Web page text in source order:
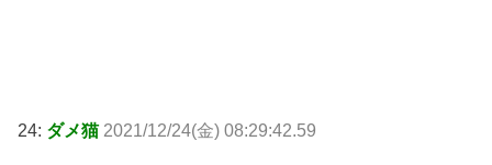
24: ダメ猫 2021/12/24(金) 08:29:42.59